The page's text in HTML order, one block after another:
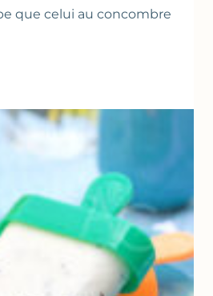
que celui au concombre